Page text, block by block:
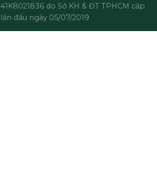
41K8021836 do Sở KH & ĐT TPHCM cấp
lần đầu ngày 05/07/2019